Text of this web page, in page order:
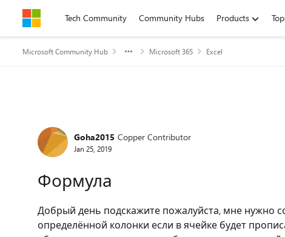
Skip to contentTech Community Community Hubs Products
Microsoft Community Hub Microsoft 365 Excel
Forum Discussion
Goha2015 Copper Contributor
Jan 25, 2019
Формула
Добрый день подскажите пожалуйста, мне нужно
определённой колонки если в ячейке будет